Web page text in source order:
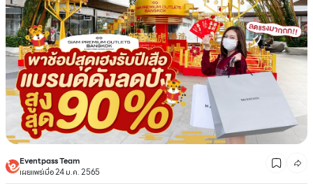
Eventpass Team
เผยแพร่เมื่อ 24 ม.ค. 2565